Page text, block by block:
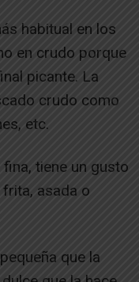
habitual en los
en crudo porque
picante. La
crudo como
etc.
tiene un gusto
asada o
que la